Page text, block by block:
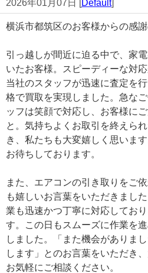
2026年01月07日 [Default]
横浜市都筑区のお客様からの感
引っ越しが間近に迫る中で、家
いたお客様。スピーディーな対
当社のスタッフが迅速に査定を
格で買取を実現しました。急な
ッフは笑顔で対応し、お客様に
と。気持ちよくお取引を終えら
き、私たちも大変嬉しく思いま
お待ちしております。
また、エアコンの引き取りをご
も嬉しいお言葉をいただきまし
業も迅速かつ丁寧に対応してお
す。この日もスムーズに作業を
しました。「また機会がありま
します」とのお言葉をいただき
お気軽にご相談ください。